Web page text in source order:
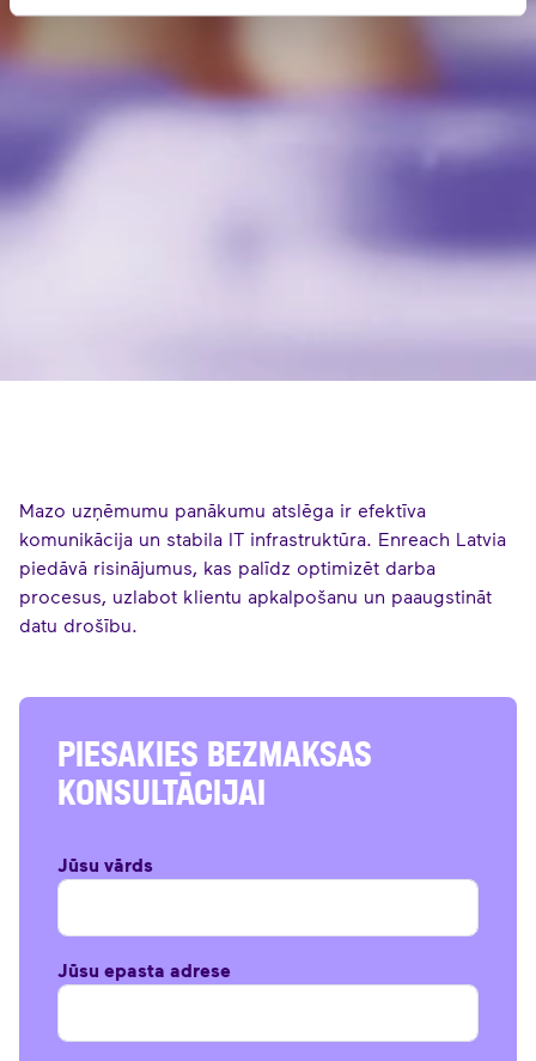
Mazo uzņēmumu panākumu atslēga ir efektīva
komunikācija un stabila IT infrastruktūra. Enreach Latvia
piedāvā risinājumus, kas palīdz optimizēt darba
procesus, uzlabot klientu apkalpošanu un paaugstināt
datu drošību.
PIESAKIES BEZMAKSAS
KONSULTĀCIJAI
Jūsu vārds
Jūsu epasta adrese